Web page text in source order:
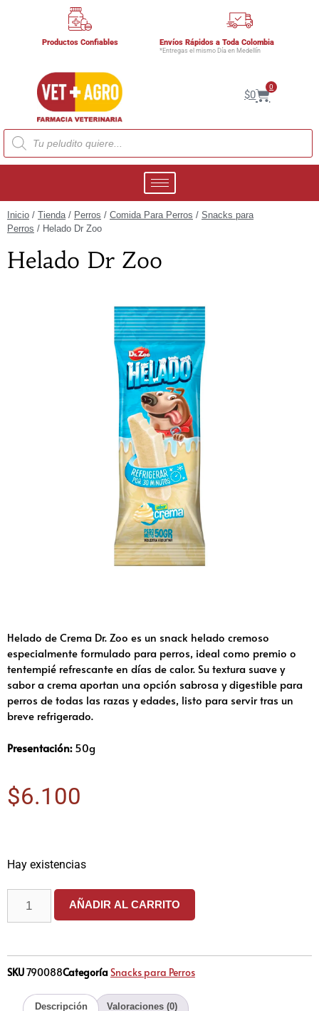
Productos Confiables Envíos Rápidos a Toda Colombia
*Entregas el mismo Día en Medellín
$0
0
Inicio / Tienda/ Perros / Comida Para Perros / Snacks para
Perros / Helado Dr Zoo
Helado Dr Zoo
Helado de Crema Dr. Zoo es un snack helado cremoso
especialmente formulado para perros, ideal como premio o
tentempié refrescante en días de calor. Su textura suave y
sabor a crema aportan una opción sabrosa y digestible para
perros de todas las razas y edades, listo para servir tras un
breve refrigerado.
Presentación:50g
$6.100
Hay existencias
AÑADIR AL CARRITO
SKU790088CategoríaSnacks para Perros
Descripción Valoraciones (0)